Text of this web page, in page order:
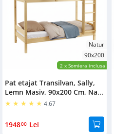
Natur
90x200
2 x Somiera inclusa
Pat etajat Transilvan, Sally,
Lemn Masiv, 90x200 Cm, Na...
4.67
194800 Lei